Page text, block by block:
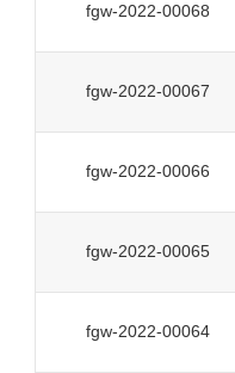
fgw-2022-00068
fgw-2022-00067
fgw-2022-00066
fgw-2022-00065
fgw-2022-00064